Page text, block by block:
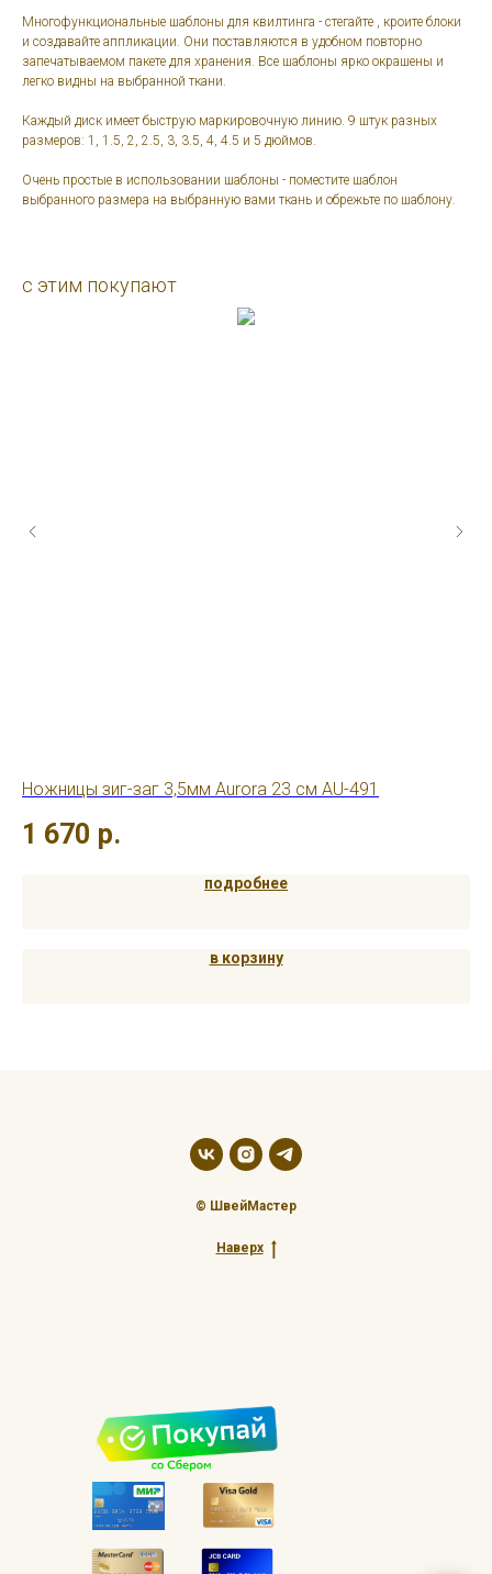
Многофункциональные шаблоны для квилтинга - стегайте , кроите блоки
и создавайте аппликации. Они поставляются в удобном повторно
запечатываемом пакете для хранения. Все шаблоны ярко окрашены и
легко видны на выбранной ткани.
Каждый диск имеет быструю маркировочную линию. 9 штук разных
размеров: 1, 1.5, 2, 2.5, 3, 3.5, 4, 4.5 и 5 дюймов.
Очень простые в использовании шаблоны - поместите шаблон
выбранного размера на выбранную вами ткань и обрежьте по шаблону.
с этим покупают
Ножницы зиг-заг 3,5мм Aurora 23 см AU-491
1 670 р.
подробнее
в корзину
© ШвейМастер
Наверх